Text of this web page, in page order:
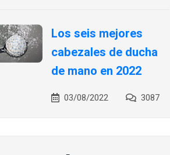
Los seis mejores
cabezales de ducha
de mano en 2022
03/08/2022 3087